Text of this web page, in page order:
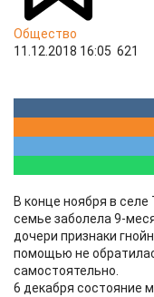
Общество
11.12.2018 16:05 621
В конце ноября в
семье заболела 9-
дочери признаки
помощью не
самостоятельно.
6 декабря состояние